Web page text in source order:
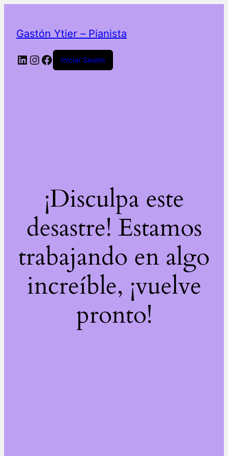
Gastón Ytier – Pianista
LinkedIn
Instagram
Facebook
Iniciar Sesión
¡Disculpa este
desastre! Estamos
trabajando en algo
increíble, ¡vuelve
pronto!